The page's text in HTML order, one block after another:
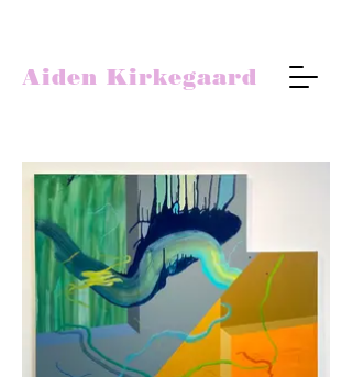
Aiden Kirkegaard